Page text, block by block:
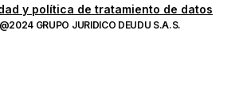
y política de tratamiento de datos
GRUPO JURIDICO DEUDU S.A.S.